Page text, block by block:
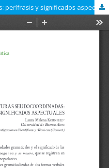
Estructuras seudocoordinadas: perífrasis y significados aspectuales